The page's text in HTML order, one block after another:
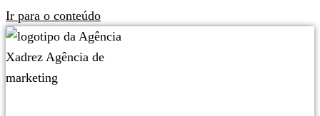
Ir para o conteúdo